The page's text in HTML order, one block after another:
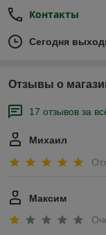
Контакты
Сегодня
Отзывы о
17 отзывов за
Михаил
Максим